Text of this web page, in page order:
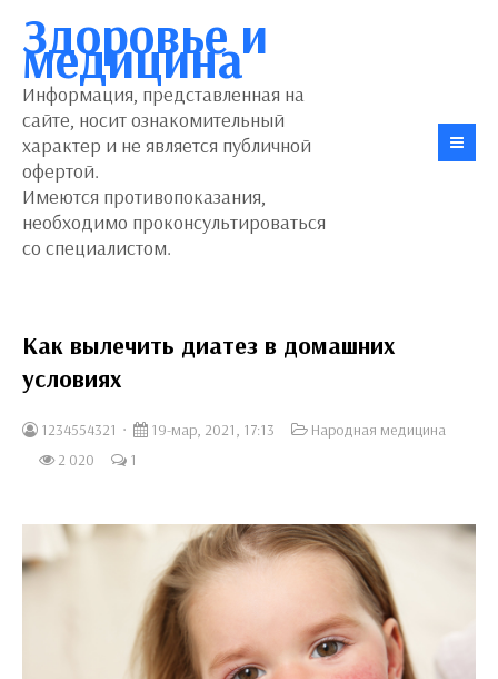
Здоровье и
медицина
Информация, представленная на
сайте, носит ознакомительный
характер и не является публичной
офертой.
Имеются противопоказания,
необходимо проконсультироваться
со специалистом.
Как вылечить диатез в домашних
условиях
1234554321 19-мар, 2021, 17:13
Народная медицина
2 020
1